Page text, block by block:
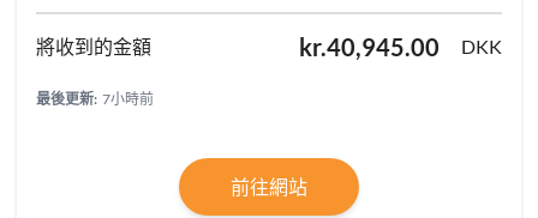
kr.40,945.00 DKK
最後更新: 7小時前
前往網站